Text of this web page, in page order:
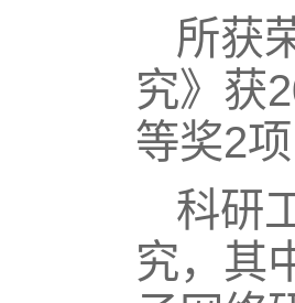
所获
究》获
等奖2
科研
究，其